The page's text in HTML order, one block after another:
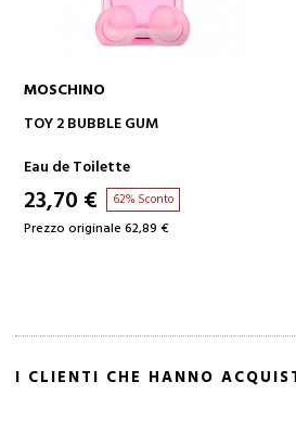
AGGIUNGI AL CARRELLO
MOSCHINO
TOY 2 BUBBLE GUM
Eau de Toilette
23,70 € 62% Sconto
Prezzo originale 62,89 €
I CLIENTI CHE HANNO